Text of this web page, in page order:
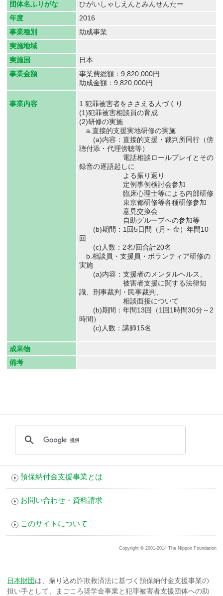
団体名ふりがな
ひがいしゃしえんとみんせんたー
年度
2016
事業種別
助成事業
実施地域
実施国
日本
事業金額
事業費総額：9,820,000円
助成金額：9,820,000円
事業内容
1.犯罪被害者をささえる人づくり
(1)犯罪被害相談員の育成
(2)研修の実施
a.直接的支援実地研修の実施
(a)内容：直接的支援・裁判所同行（傍
聴付添・代理傍聴等）
電話相談ロールプレイとその
録音の逐語起しに
よる振り返り
定例事例検討会参加
臨床心理士等による内部研修
東京都研修等各種研修参加
意見交換会
自助グループへの参加等
(b)期間：1回5日間（月～金）年間10
回
(c)人数：2名/回合計20名
b.相談員・支援員・ボランティア研修の
実施
(a)内容：支援者のメンタルヘルス、
被害者支援に関する法律知
識、刑事裁判・民事裁判、
相談面接について
(b)期間：年間13回（1回1時間30分～2
時間）
(c)人数：講師15名
成果物
備考
預保納付金支援事業とは
お問い合わせ・資料請求
このサイトについて
Copyright © 2001-2014 The Nippon Foundation
日本財団は、振り込め詐欺救済法に基づく預保納付金支援事業の
担い手として、
まごころ奨学金事業と犯罪被害者支援団体への助